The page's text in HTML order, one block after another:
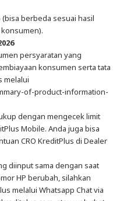
(bisa berbeda sesuai hasil
persyaratan yang
konsumen serta tata
melalui
of-product-information-
dengan mengecek limit
Mobile. Anda juga bisa
CRO KreditPlus di Dealer
diinput sama dengan saat
HP berubah, silahkan
melalui Whatsapp Chat via